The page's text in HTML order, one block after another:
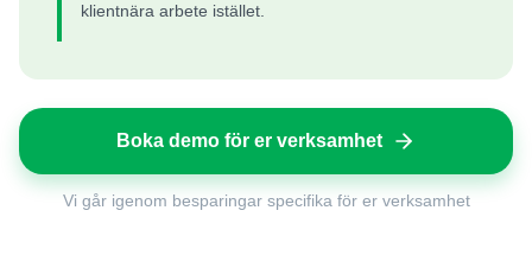
klientnära arbete istället.
Boka demo för er verksamhet
Vi går igenom besparingar specifika för er verksamhet